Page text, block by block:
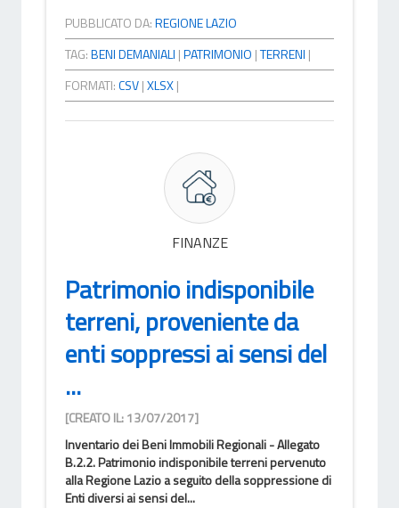
PUBBLICATO DA:REGIONE LAZIO
TAG:BENI DEMANIALI |PATRIMONIO |TERRENI |
FORMATI:CSV|XLSX|
FINANZE
Patrimonio indisponibile
terreni, proveniente da
enti soppressi ai sensi del
...
[CREATO IL: 13/07/2017]
Inventario dei Beni Immobili Regionali - Allegato
B.2.2. Patrimonio indisponibile terreni pervenuto
alla Regione Lazio a seguito della soppressione di
Enti diversi ai sensi del...